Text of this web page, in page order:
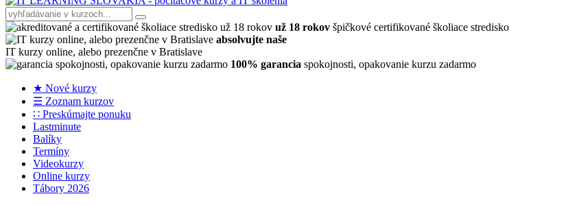
už 18 rokov špičkové certifikované školiace stredisko
absolvujte naše
IT kurzy online, alebo prezenčne v Bratislave
100% garancia spokojnosti, opakovanie kurzu zadarmo
★ Nové kurzy
☰ Zoznam kurzov
∷ Preskúmajte ponuku
Lastminute
Balíky
Termíny
Videokurzy
Online kurzy
Tábory 2026